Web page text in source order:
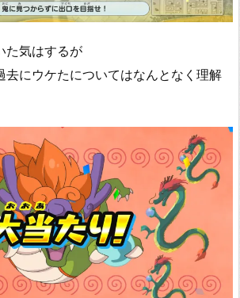
た気はするが
去にウケたについてはなんとなく理解